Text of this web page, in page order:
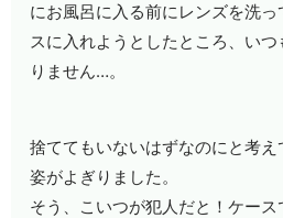
にお風呂に入る前にレンズを洗
スに入れようとしたところ、い
りません…。
捨ててもいないはずなのにと考
姿がよぎりました。
そう、こいつが犯人だと！ケー